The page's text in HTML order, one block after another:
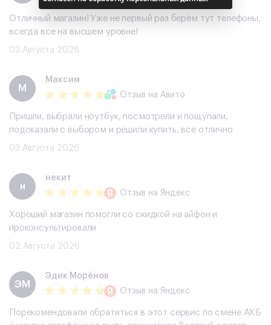
Отличный магазин! Уже не первый раз берём тут телефоны,
всегда все на высшем уровне!
03 Августа 2026
М
Максим
Отзыв на Авито
Пришли, выбрали ноутбук, посмотрели и пощупали,
подсказали с выбором и решили купить, все отлично
03 Августа 2026
н
некит
Отзыв на Яндекс
Хороший магазин помогли со скидкой на айфон и
проконсультировали
02 Августа 2026
ЭМ
Эдик Морёнов
Отзыв на Яндекс
Порекомендовали обратиться в этот сервис по смене АКБ